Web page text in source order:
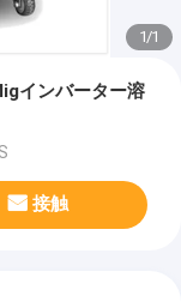
1/1
インバーター溶
接触